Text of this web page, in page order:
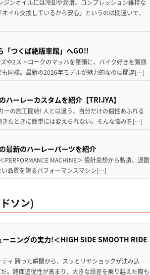
ンオイルには冷却や潤滑、コンプレッション維持な
イル交換しているから安心」というのは間違いで、
「つくば絶版車館」へGO!!
や2ストロークのマッハを筆頭に、バイク好きを鷲掴
同様。最新の2026年モデルが魅力的なのは間違[…]
ハーレーカスタムを紹介【TRIJYA】
の施工開始! 人とは違う、自分だけの個性あふれる
たときに簡単には変えられない。そんな悩みを[…]
最新のハーレーパーツを紹介
MACHINE＞ 設計思想から製造、過酷
品質を誇るパフォーマンスマシン[…]
ソン)
ニングの実力!＜HIGH SIDE SMOOTH RIDE
ィ 跨った瞬間から、スッとリヤショックが沈み込
。路面追従性が高まり、大きな段差を乗り越えた際も